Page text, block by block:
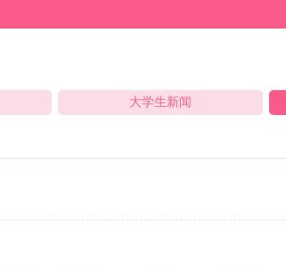
大学生新闻